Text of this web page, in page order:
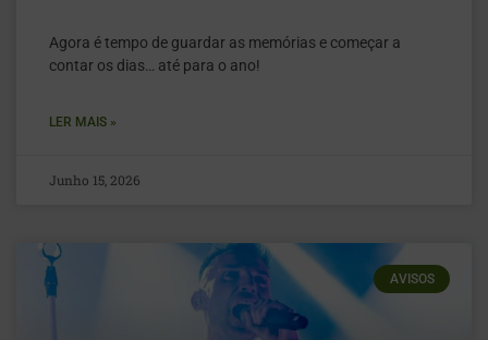
Agora é tempo de guardar as memórias e começar a
contar os dias… até para o ano!
LER MAIS »
Junho 15, 2026
AVISOS